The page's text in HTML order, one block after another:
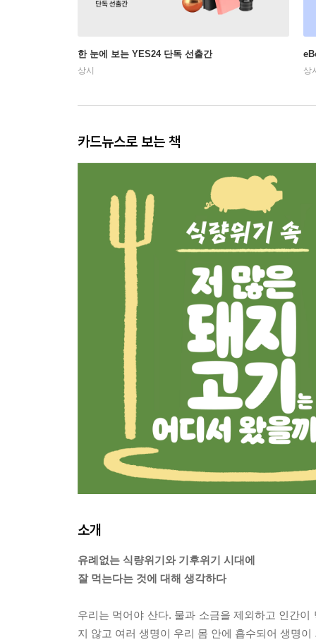
한 눈에 보는 YES24 단독 선출간
상시 상
카드뉴스로 보는 책
소개
유례없는 식량위기와 기후위기 시대에
잘 먹는다는 것에 대해 생각하다
우리는 먹어야 산다. 물과 소금을 제외하고 인간
지 않고 여러 생명이 우리 몸 안에 흡수되어 생명